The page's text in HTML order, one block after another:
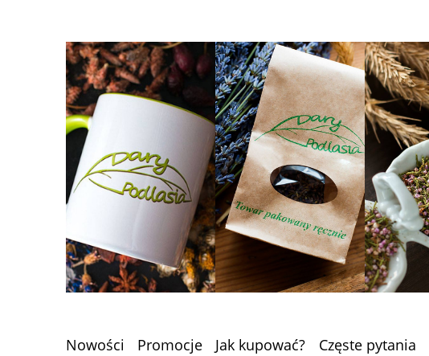
Nowości Promocje Jak kupować? Częste pytania